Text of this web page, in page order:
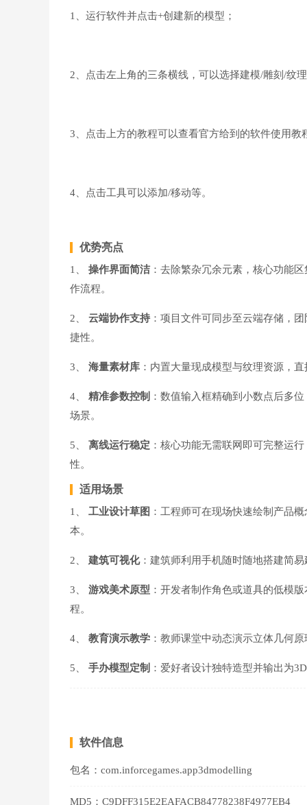
1、运行软件并点击+创建新的模型；
2、点击左上角的三条横线，可以选择建模/雕刻/纹
3、点击上方的教程可以查看官方给到的软件使用教
4、点击工具可以添加/移动等。
优势亮点
1、 操作界面简洁：去除繁杂冗余元素，核心功能
作流程。
2、 云端协作支持：项目文件可同步至云端存储，
捷性。
3、 海量素材库 ：内置大量现成模型与纹理资源，
4、 精准参数控制 ：数值输入框精确到小数点后多
场景。
5、 离线运行稳定 ：核心功能无需联网即可完整运
性。
适用场景
1、 工业设计草图 ：工程师可在现场快速绘制产品
本。
2、 建筑可视化：建筑师利用手机随时随地搭建简
3、 游戏美术原型 ：开发者制作角色或道具的低模
程。
4、 教育演示教学 ：教师课堂中动态演示立体几何
5、 手办模型定制 ：爱好者设计独特造型并输出为
软件信息
包名： com.inforcegames.app3dmodelling
MD5： C9DFF315E2EAFACB84778238F4977EB4